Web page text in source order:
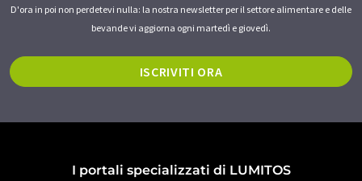
D'ora in poi non perdetevi nulla: la nostra newsletter per il settore alimentare e delle
bevande vi aggiorna ogni martedì e giovedì.
ISCRIVITI ORA
I portali specializzati di LUMITOS